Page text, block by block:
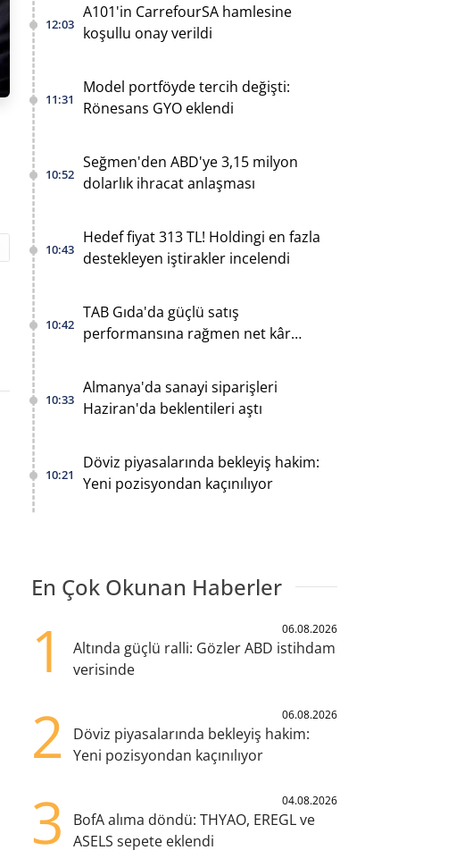
12:03
A101'in CarrefourSA hamlesine
koşullu onay verildi
11:31
Model portföyde tercih değişti:
Rönesans GYO eklendi
10:52
Seğmen'den ABD'ye 3,15 milyon
dolarlık ihracat anlaşması
10:43
Hedef fiyat 313 TL! Holdingi en fazla
destekleyen iştirakler incelendi
10:42
TAB Gıda'da güçlü satış
performansına rağmen net kâr
10:33
Almanya'da sanayi siparişleri
Haziran'da beklentileri aştı
10:21
Döviz piyasalarında bekleyiş hakim:
Yeni pozisyondan kaçınılıyor
En Çok Okunan Haberler
1 06.08.2026
Altında güçlü ralli: Gözler ABD istihdam
verisinde
2 06.08.2026
Döviz piyasalarında bekleyiş hakim:
Yeni pozisyondan kaçınılıyor
3 04.08.2026
BofA alıma döndü: THYAO, EREGL ve
ASELS sepete eklendi